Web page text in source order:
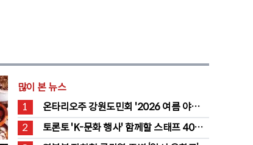
많이 본 뉴스
1
온타리오주 강원도민회 '2026 여름 야유
회' 성료
2
토론토 'K-문화 행사' 함께할 스태프 40명
채용 공고